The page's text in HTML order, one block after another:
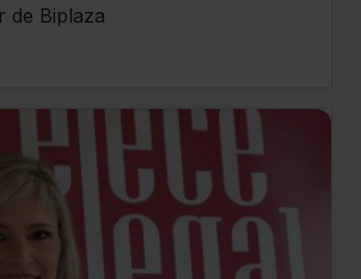
para la navegación.
de Biplaza